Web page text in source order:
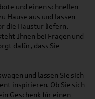
und einen schnellen
Hause aus und lassen
die Haustür liefern.
Ihnen bei Fragen und
dafür, dass Sie
und lassen Sie sich
inspirieren. Ob Sie sich
Geschenk für einen